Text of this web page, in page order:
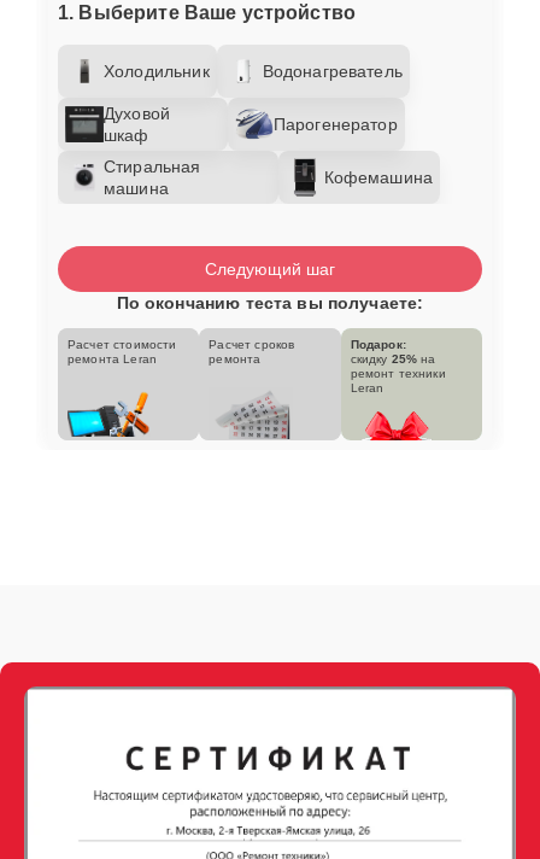
1. Выберите Ваше устройство
Холодильник Водонагреватель
Духовой
шкаф
Парогенератор
Стиральная
машина
Кофемашина
Следующий шаг
По окончанию теста вы получаете:
Расчет стоимости
ремонта Leran
Расчет сроков
ремонта
Подарок:
скидку 25% на
ремонт техники
Leran